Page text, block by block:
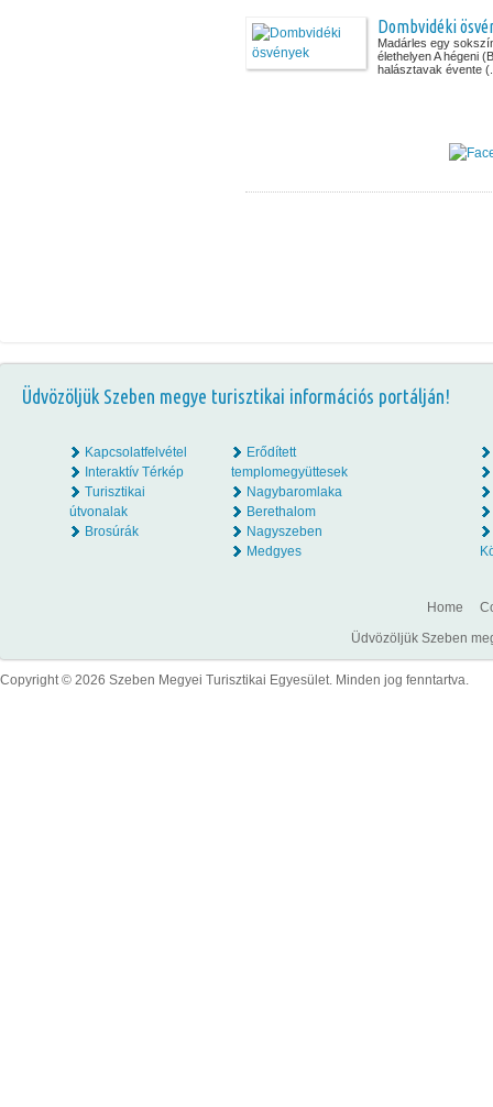
Dombvidéki
Madárles egy
élethelyen A hégeni
halásztavak évente
Üdvözöljük Szeben megye turisztikai információs portálján!
Kapcsolatfelvétel
Interaktív Térkép
Turisztikai
útvonalak
Brosúrák
Erődített
templomegyüttesek
Nagybaromlaka
Berethalom
Nagyszeben
Medgyes
Home
Üdvözöljük Szeben
Copyright © 2026 Szeben Megyei Turisztikai Egyesület. Minden jog fenntartva.